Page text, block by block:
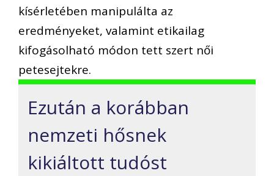
kísérletében manipulálta az
eredményeket, valamint etikailag
kifogásolható módon tett szert női
petesejtekre.
Ezután a korábban
nemzeti hősnek
kikiáltott tudóst